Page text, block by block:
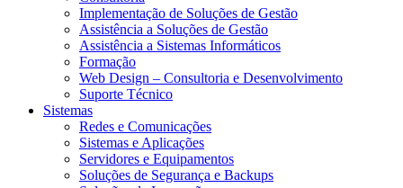
Implementação de Soluções de Gestão
Assistência a Soluções de Gestão
Assistência a Sistemas Informáticos
Formação
Web Design – Consultoria e Desenvolvimento
Suporte Técnico
Sistemas
Redes e Comunicações
Sistemas e Aplicações
Servidores e Equipamentos
Soluções de Segurança e Backups